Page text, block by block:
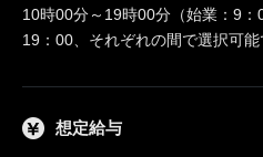
10時00分～19時00分（始業：9
19：00、それぞれの間で選択可能
想定給与